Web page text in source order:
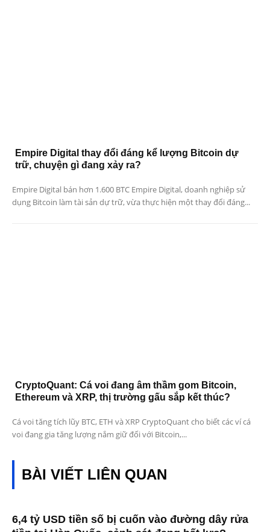
Empire Digital thay đổi đáng kể lượng Bitcoin dự
trữ, chuyện gì đang xảy ra?
Empire Digital bán hơn 1.600 BTC Empire Digital, doanh nghiệp sử
dụng Bitcoin làm tài sản dự trữ, vừa thực hiện một thay đổi đáng...
CryptoQuant: Cá voi đang âm thầm gom Bitcoin,
Ethereum và XRP, thị trường gấu sắp kết thúc?
Cá voi tăng tích lũy BTC, ETH và XRP CryptoQuant cho biết các ví cá
voi đang gia tăng lượng nắm giữ đối với Bitcoin,...
BÀI VIẾT LIÊN QUAN
6,4 tỷ USD tiền số bị cuốn vào đường dây rửa